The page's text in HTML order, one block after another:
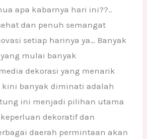
apa kabarnya hari ini??..
dan penuh semangat
setiap harinya ya… Banyak
mulai banyak
dekorasi yang menarik
kini banyak diminati adalah
ini menjadi pilihan utama
dekoratif dan
daerah permintaan akan